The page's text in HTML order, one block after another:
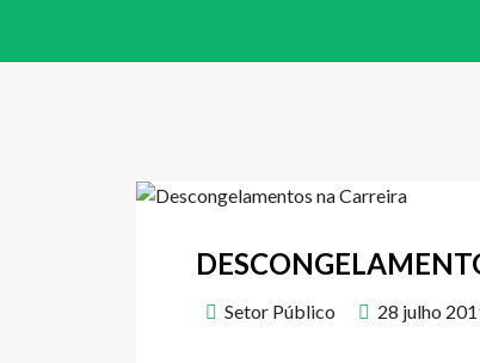
Setor Público 28 julho